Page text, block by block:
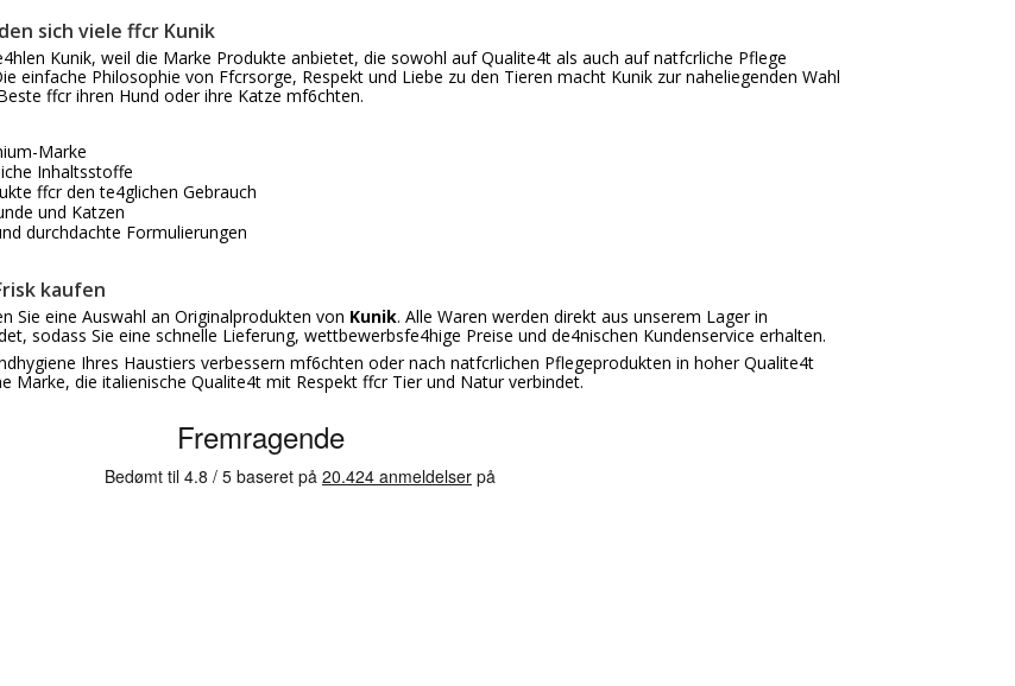
sich viele ffcr Kunik
Kunik, weil die Marke Produkte anbietet, die sowohl auf Qualite4t als auch auf natfcrliche Pflege
einfache Philosophie von Ffcrsorge, Respekt und Liebe zu den Tieren macht Kunik zur naheliegenden Wahl
ffcr ihren Hund oder ihre Katze mf6chten.
Marke
Inhaltsstoffe
ffcr den te4glichen Gebrauch
und Katzen
durchdachte Formulierungen
kaufen
Sie eine Auswahl an Originalprodukten von Kunik. Alle Waren werden direkt aus unserem Lager in
sodass Sie eine schnelle Lieferung, wettbewerbsfe4hige Preise und de4nischen Kundenservice erhalten.
Ihres Haustiers verbessern mf6chten oder nach natfcrlichen Pflegeprodukten in hoher Qualite4t
Marke, die italienische Qualite4t mit Respekt ffcr Tier und Natur verbindet.